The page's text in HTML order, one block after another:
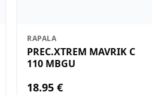
RAPALA
PREC.XTREM MAVRIK C
110 MBGU
18.95 €